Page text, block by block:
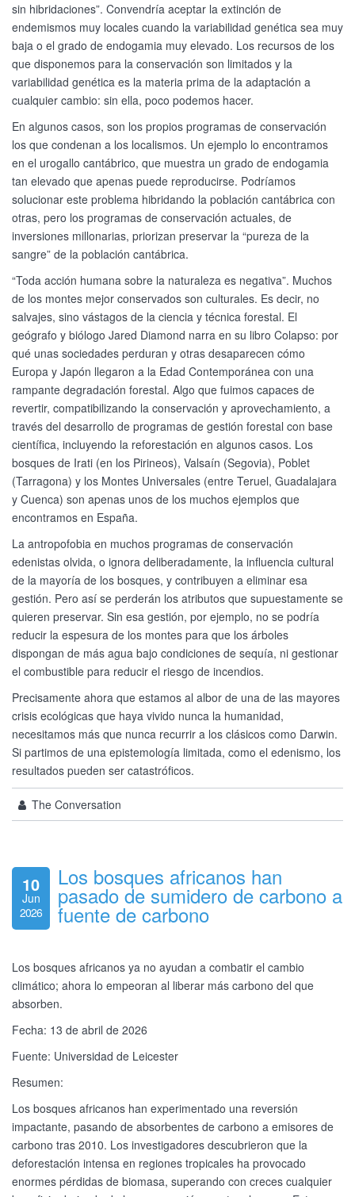
sin hibridaciones”. Convendría aceptar la extinción de
endemismos muy locales cuando la variabilidad genética sea muy
baja o el grado de endogamia muy elevado. Los recursos de los
que disponemos para la conservación son limitados y la
variabilidad genética es la materia prima de la adaptación a
cualquier cambio: sin ella, poco podemos hacer.
En algunos casos, son los propios programas de conservación
los que condenan a los localismos. Un ejemplo lo encontramos
en el urogallo cantábrico, que muestra un grado de endogamia
tan elevado que apenas puede reproducirse. Podríamos
solucionar este problema hibridando la población cantábrica con
otras, pero los programas de conservación actuales, de
inversiones millonarias, priorizan preservar la “pureza de la
sangre” de la población cantábrica.
“Toda acción humana sobre la naturaleza es negativa”. Muchos
de los montes mejor conservados son culturales. Es decir, no
salvajes, sino vástagos de la ciencia y técnica forestal. El
geógrafo y biólogo Jared Diamond narra en su libro Colapso: por
qué unas sociedades perduran y otras desaparecen cómo
Europa y Japón llegaron a la Edad Contemporánea con una
rampante degradación forestal. Algo que fuimos capaces de
revertir, compatibilizando la conservación y aprovechamiento, a
través del desarrollo de programas de gestión forestal con base
científica, incluyendo la reforestación en algunos casos. Los
bosques de Irati (en los Pirineos), Valsaín (Segovia), Poblet
(Tarragona) y los Montes Universales (entre Teruel, Guadalajara
y Cuenca) son apenas unos de los muchos ejemplos que
encontramos en España.
La antropofobia en muchos programas de conservación
edenistas olvida, o ignora deliberadamente, la influencia cultural
de la mayoría de los bosques, y contribuyen a eliminar esa
gestión. Pero así se perderán los atributos que supuestamente se
quieren preservar. Sin esa gestión, por ejemplo, no se podría
reducir la espesura de los montes para que los árboles
dispongan de más agua bajo condiciones de sequía, ni gestionar
el combustible para reducir el riesgo de incendios.
Precisamente ahora que estamos al albor de una de las mayores
crisis ecológicas que haya vivido nunca la humanidad,
necesitamos más que nunca recurrir a los clásicos como Darwin.
Si partimos de una epistemología limitada, como el edenismo, los
resultados pueden ser catastróficos.
The Conversation
10
Jun
2026
Los bosques africanos han
pasado de sumidero de carbono a
fuente de carbono
Los bosques africanos ya no ayudan a combatir el cambio
climático; ahora lo empeoran al liberar más carbono del que
absorben.
Fecha: 13 de abril de 2026
Fuente: Universidad de Leicester
Resumen:
Los bosques africanos han experimentado una reversión
impactante, pasando de absorbentes de carbono a emisores de
carbono tras 2010. Los investigadores descubrieron que la
deforestación intensa en regiones tropicales ha provocado
enormes pérdidas de biomasa, superando con creces cualquier